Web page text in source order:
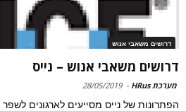
דרושים משאבי אנוש
דרושים משאבי אנוש – נייס
מערכת HRus -
28/05/2019
הפתרונות של נייס מסייעים לארגונים לשפר